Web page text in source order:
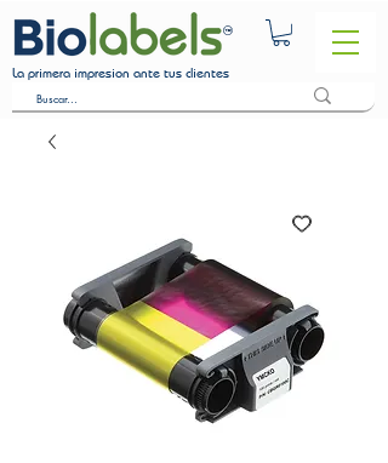
La primera impresion ante tus clientes